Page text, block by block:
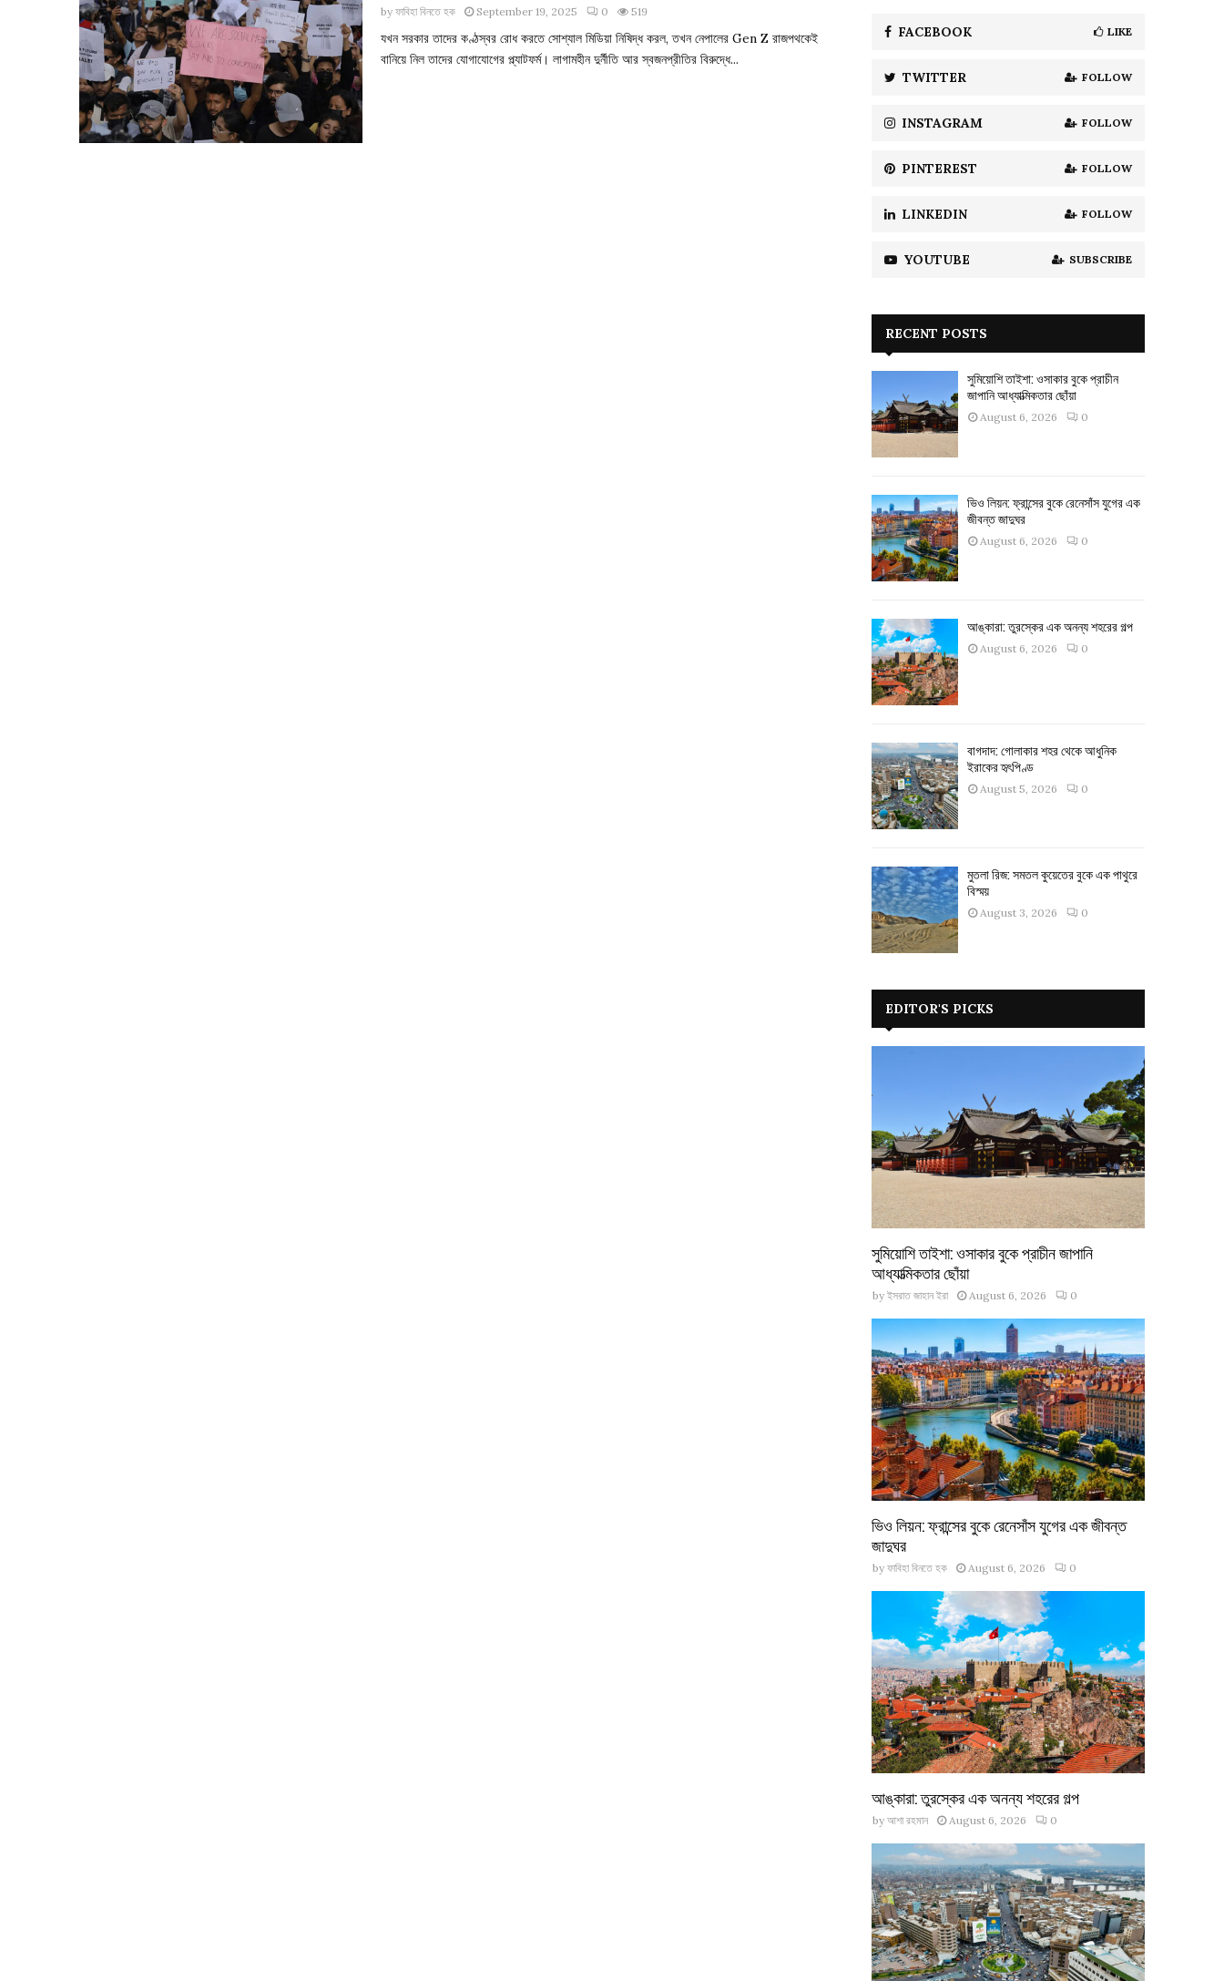
byফাবিহা বিনতে হক September 19, 2025 0 519
যখন সরকার তাদের কণ্ঠস্বর রোধ করতে সোশ্যাল মিডিয়া নিষিদ্ধ করল, তখন নেপালের Gen Z রাজপথকেই
বানিয়ে নিল তাদের যোগাযোগের প্ল্যাটফর্ম। লাগামহীন দুর্নীতি আর স্বজনপ্রীতির বিরুদ্ধে...
C
H
FACEBOOK LIKE
TWITTER FOLLOW
INSTAGRAM FOLLOW
PINTEREST FOLLOW
LINKEDIN FOLLOW
YOUTUBE SUBSCRIBE
RECENT POSTS
সুমিয়োশি তাইশা: ওসাকার বুকে প্রাচীন
জাপানি আধ্যাত্মিকতার ছোঁয়া
August 6, 2026 0
ভিও লিয়ন: ফ্রান্সের বুকে রেনেসাঁস যুগের এক
জীবন্ত জাদুঘর
August 6, 2026 0
আঙ্কারা: তুরস্কের এক অনন্য শহরের গল্প
August 6, 2026 0
বাগদাদ: গোলাকার শহর থেকে আধুনিক
ইরাকের হৃৎপিণ্ড
August 5, 2026 0
মুতলা রিজ: সমতল কুয়েতের বুকে এক পাথুরে
বিস্ময়
August 3, 2026 0
EDITOR'S PICKS
সুমিয়োশি তাইশা: ওসাকার বুকে প্রাচীন জাপানি
আধ্যাত্মিকতার ছোঁয়া
by ইসরাত জাহান ইরা August 6, 2026 0
ভিও লিয়ন: ফ্রান্সের বুকে রেনেসাঁস যুগের এক জীবন্ত
জাদুঘর
by ফাবিহা বিনতে হক August 6, 2026 0
আঙ্কারা: তুরস্কের এক অনন্য শহরের গল্প
by আশা রহমান August 6, 2026 0